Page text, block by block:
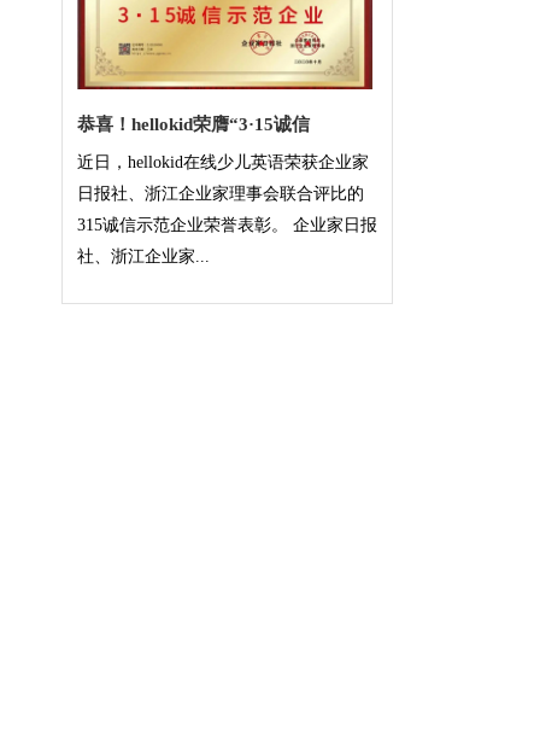
恭喜！hellokid荣膺“3·15诚信
近日，hellokid在线少儿英语荣获企业家
日报社、浙江企业家理事会联合评比的
315诚信示范企业荣誉表彰。 企业家日报
社、浙江企业家...